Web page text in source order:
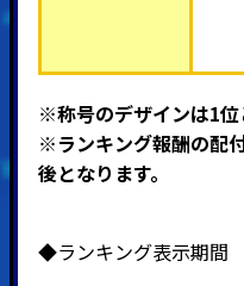
※称号のデザインは1位
※ランキング報酬の配
後となります。
◆ランキング表示期間